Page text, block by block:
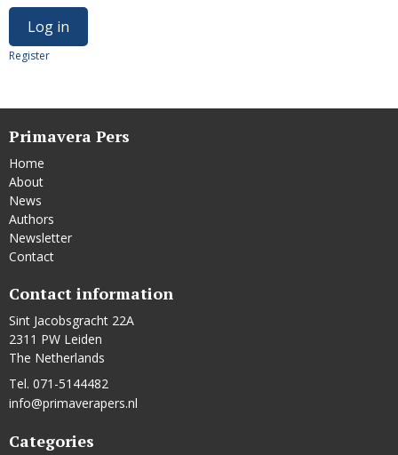
Register
Primavera Pers
Home
About
News
Authors
Newsletter
Contact
Contact information
Sint Jacobsgracht 22A
2311 PW Leiden
The Netherlands
Tel. 071-5144482
info@primaverapers.nl
Categories